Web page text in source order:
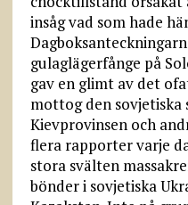
insåg vad som hade
gulaglägerfånge på
gav en glimt av det
mottog den sovjetiska
Kievprovinsen och
flera rapporter varje
stora svälten
bönder i sovjetiska